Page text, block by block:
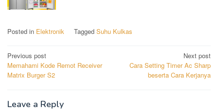
Posted in Elektronik Tagged Suhu Kulkas
Post
navigation
Previous post
Memahami Kode Remot Receiver
Matrix Burger S2
Next post
Cara Setting Timer Ac Sharp
beserta Cara Kerjanya
Leave a Reply